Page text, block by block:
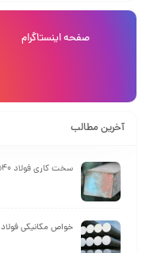
صفحه اینستاگرام
آخرین مطالب
سخت کاری فولاد mo40
خواص مکانیکی فولاد SPK